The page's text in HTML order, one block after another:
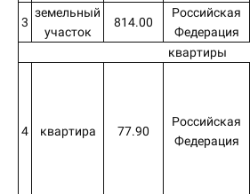
3
земельный
участок
814.00
Российская
Федерация
квартиры
4 квартира 77.90
Российская
Федерация